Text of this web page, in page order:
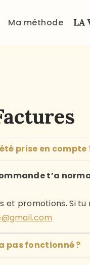
Ma méthode
ACCUEIL
BLOG
PANIER
prise en compte
t’a
et promotions. Si
pas fonctionné ?